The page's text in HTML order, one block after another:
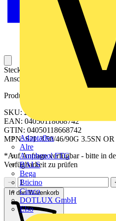
Adaptaflex
Alre
Amphenol FTG
BALS
Bega
Bticino
Cimco
DOTLUX GmbH
Elso
Steckbarer Leiterplatten-Anschluss
Anschlusstechnologie für eine
Produktkennzeichen
SKU: 2559850000
EAN: 04050118668742
GTIN: 04050118668742
MPN: S2L 3.50/46/90G 3.5SN
*Auf Anfrage verfügbar - bitte in
Verfügbarkeit zu prüfen
−
In den Warenkorb